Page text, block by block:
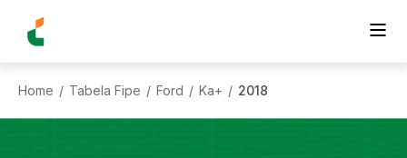
Home / Tabela Fipe / Ford / Ka+ / 2018